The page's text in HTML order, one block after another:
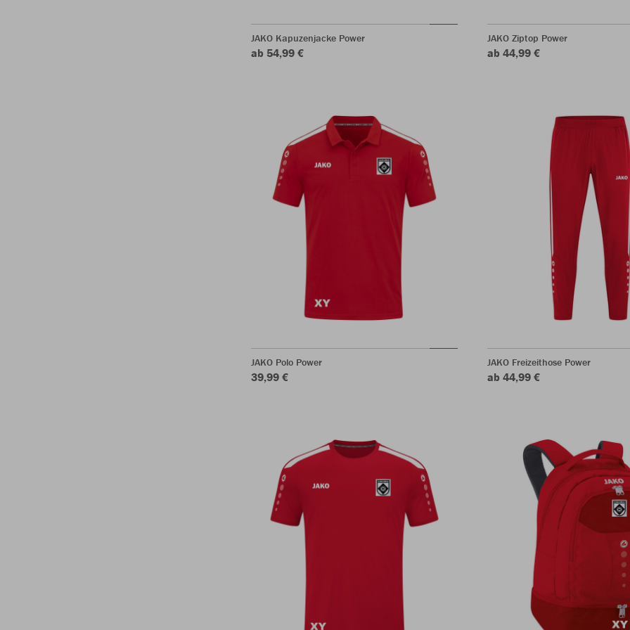
JAKO Kapuzenjacke Power
ab 54,99 €
JAKO Ziptop Power
ab 44,99 €
JAKO Polo Power
39,99 €
JAKO Freizeithose Power
ab 44,99 €